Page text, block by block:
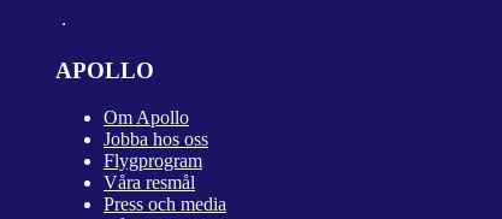
APOLLO
Om Apollo
Jobba hos oss
Flygprogram
Våra resmål
Press och media